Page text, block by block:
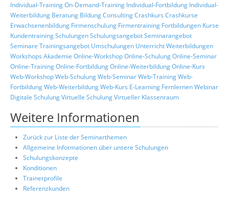
Individual-TrainingOn-Demand-Training Individual-Fortbildung Individual-
Weiterbildung Beratung BildungConsultingCrashkurs Crashkurse
Erwachsenenbildung Firmenschulung Firmentraining Fortbildungen Kurse
KundentrainingSchulungenSchulungsangebotSeminarangebot
Seminare Trainingsangebot Umschulungen UnterrichtWeiterbildungen
Workshops Akademie Online-WorkshopOnline-SchulungOnline-Seminar
Online-TrainingOnline-FortbildungOnline-WeiterbildungOnline-Kurs
Web-WorkshopWeb-SchulungWeb-SeminarWeb-TrainingWeb-
FortbildungWeb-WeiterbildungWeb-Kurs E-Learning FernlernenWebinar
Digitale SchulungVirtuelle SchulungVirtueller Klassenraum
Weitere Informationen
Zurück zur Liste der Seminarthemen
Allgemeine Informationen über unsere Schulungen
Schulungskonzepte
Konditionen
Trainerprofile
Referenzkunden